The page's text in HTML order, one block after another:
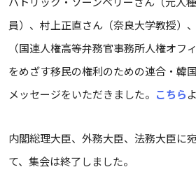
員）、村上正直さん（奈良大学教授）
（国連人権高等弁務官事務所人権オフ
をめざす移民の権利のための連合・韓
メッセージをいただきました。 こちら
内閣総理大臣、外務大臣、法務大臣に
て、集会は終了しました。